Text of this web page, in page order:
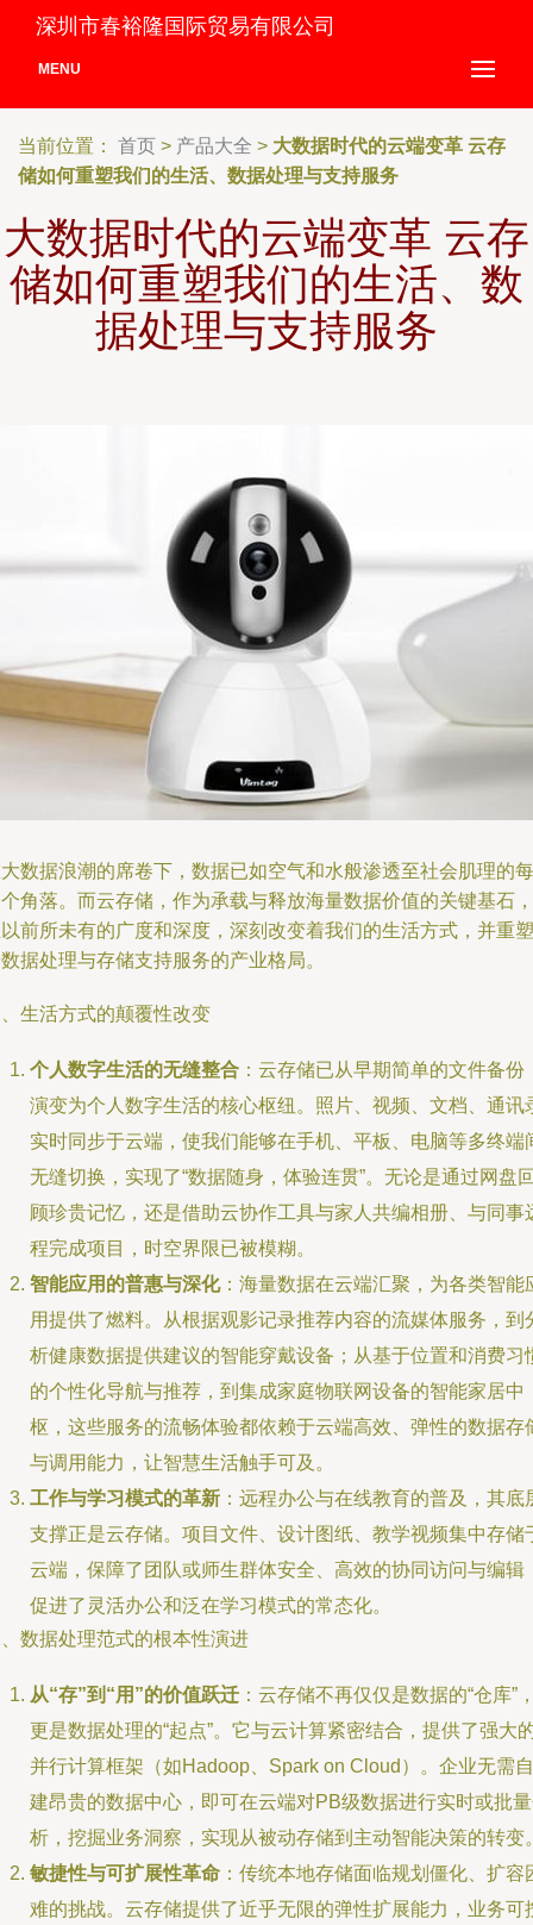
深圳市春裕隆国际贸易有限公司
MENU
当前位置： 首页 > 产品大全 > 大数据时代的云端变革 云存
储如何重塑我们的生活、数据处理与支持服务
大数据时代的云端变革 云存
储如何重塑我们的生活、数
据处理与支持服务
数据浪潮的席卷下，数据已如空气和水般渗透至社会肌理的每
角落。而云存储，作为承载与释放海量数据价值的关键基石，
前所未有的广度和深度，深刻改变着我们的生活方式，并重塑
据处理与存储支持服务的产业格局。
生活方式的颠覆性改变
个人数字生活的无缝整合 ：云存储已从早期简单的文件备份
演变为个人数字生活的核心枢纽。照片、视频、文档、通讯
实时同步于云端，使我们能够在手机、平板、电脑等多终端
无缝切换，实现了“数据随身，体验连贯”。无论是通过网盘
顾珍贵记忆，还是借助云协作工具与家人共编相册、与同事
程完成项目，时空界限已被模糊。
智能应用的普惠与深化：海量数据在云端汇聚，为各类智能
用提供了燃料。从根据观影记录推荐内容的流媒体服务，到
析健康数据提供建议的智能穿戴设备；从基于位置和消费习
的个性化导航与推荐，到集成家庭物联网设备的智能家居中
枢，这些服务的流畅体验都依赖于云端高效、弹性的数据存
与调用能力，让智慧生活触手可及。
工作与学习模式的革新 ：远程办公与在线教育的普及，其底
支撑正是云存储。项目文件、设计图纸、教学视频集中存储
云端，保障了团队或师生群体安全、高效的协同访问与编辑
促进了灵活办公和泛在学习模式的常态化。
数据处理范式的根本性演进
从“存”到“用”的价值跃迁 ：云存储不再仅仅是数据的“仓库”
更是数据处理的“起点”。它与云计算紧密结合，提供了强大
并行计算框架（如Hadoop、Spark on Cloud）。企业无需自
建昂贵的数据中心，即可在云端对PB级数据进行实时或批
析，挖掘业务洞察，实现从被动存储到主动智能决策的转变
敏捷性与可扩展性革命 ：传统本地存储面临规划僵化、扩容
难的挑战。云存储提供了近乎无限的弹性扩展能力，业务可